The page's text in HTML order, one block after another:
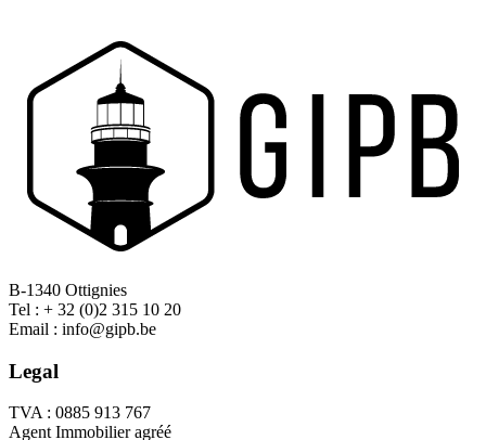
B-1340 Ottignies
Tel : + 32 (0)2 315 10 20
Email : info@gipb.be
Legal
TVA : 0885 913 767
Agent Immobilier agréé